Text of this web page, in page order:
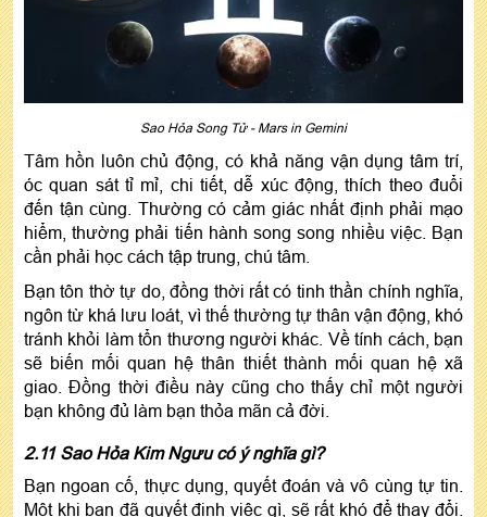
Sao Hỏa Song Tử - Mars in Gemini
Tâm hồn luôn chủ động, có khả năng vận dụng tâm trí,
óc quan sát tỉ mỉ, chi tiết, dễ xúc động, thích theo đuổi
đến tận cùng. Thường có cảm giác nhất định phải mạo
hiểm, thường phải tiến hành song song nhiều việc. Bạn
cần phải học cách tập trung, chú tâm.
Bạn tôn thờ tự do, đồng thời rất có tinh thần chính nghĩa,
ngôn từ khá lưu loát, vì thế thường tự thân vận động, khó
tránh khỏi làm tổn thương người khác. Về tính cách, bạn
sẽ biến mối quan hệ thân thiết thành mối quan hệ xã
giao. Đồng thời điều này cũng cho thấy chỉ một người
bạn không đủ làm bạn thỏa mãn cả đời.
2.11 Sao Hỏa Kim Ngưu có ý nghĩa gì?
Bạn ngoan cố, thực dụng, quyết đoán và vô cùng tự tin.
Một khi bạn đã quyết định việc gì, sẽ rất khó để thay đổi.